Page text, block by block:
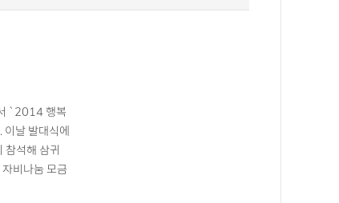
`2014 행복
날 발대식에
참석해 삼귀
비나눔 모금